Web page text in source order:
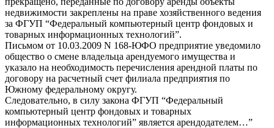
недвижимости закреплены на праве хозяйственного ведения
за ФГУП “Федеральный компьютерный центр фондовых и
товарных информационных технологий”.
Письмом от 10.03.2009 N 168-ЮФО предприятие уведомило
общество о смене владельца арендуемого имущества и
указало на необходимость перечисления арендной платы по
договору на расчетный счет филиала предприятия по
Южному федеральному округу.
Следовательно, в силу закона ФГУП “Федеральный
компьютерный центр фондовых и товарных
информационных технологий” является арендодателем…”